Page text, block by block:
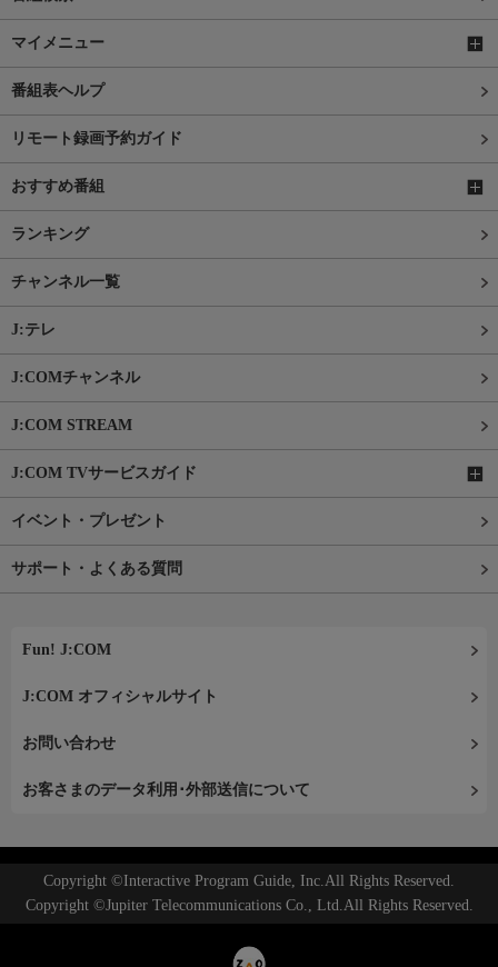
マイメニュー
番組表ヘルプ
リモート録画予約ガイド
おすすめ番組
ランキング
チャンネル一覧
J:テレ
J:COMチャンネル
J:COM STREAM
J:COM TVサービスガイド
イベント・プレゼント
サポート・よくある質問
Fun! J:COM
J:COM オフィシャルサイト
お問い合わせ
お客さまのデータ利用･外部送信について
Copyright ©Interactive Program Guide, Inc.All Rights Reserved.
Copyright ©Jupiter Telecommunications Co., Ltd.All Rights Reserved.